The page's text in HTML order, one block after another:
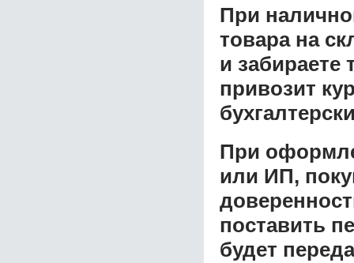
При
товара на
и забираете
привозит
При
или ИП,
поставить
будет